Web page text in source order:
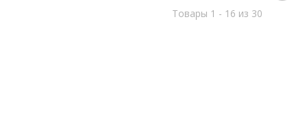
Товары 1 - 16 из 30